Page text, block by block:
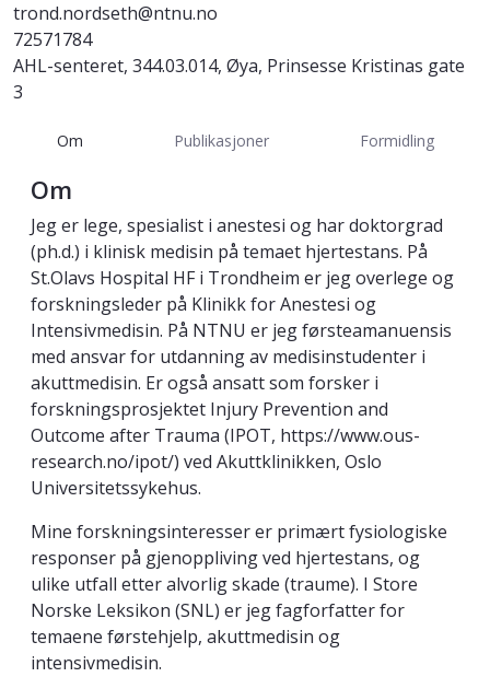
trond.nordseth@ntnu.no
72571784
AHL-senteret, 344.03.014, Øya, Prinsesse Kristinas gate
3
Om Publikasjoner Formidling
Om
Jeg er lege, spesialist i anestesi og har doktorgrad
(ph.d.) i klinisk medisin på temaet hjertestans. På
St.Olavs Hospital HF i Trondheim er jeg overlege og
forskningsleder på Klinikk for Anestesi og
Intensivmedisin. På NTNU er jeg førsteamanuensis
med ansvar for utdanning av medisinstudenter i
akuttmedisin. Er også ansatt som forsker i
forskningsprosjektet Injury Prevention and
Outcome after Trauma (IPOT, https://www.ous-
research.no/ipot/) ved Akuttklinikken, Oslo
Universitetssykehus.
Mine forskningsinteresser er primært fysiologiske
responser på gjenoppliving ved hjertestans, og
ulike utfall etter alvorlig skade (traume). I Store
Norske Leksikon (SNL) er jeg fagforfatter for
temaene førstehjelp, akuttmedisin og
intensivmedisin.